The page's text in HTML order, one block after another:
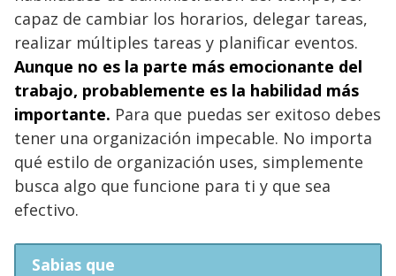
capaz de cambiar los horarios, delegar tareas,
realizar múltiples tareas y planificar eventos.
Aunque no es la parte más emocionante del
trabajo, probablemente es la habilidad más
importante. Para que puedas ser exitoso debes
tener una organización impecable. No importa
qué estilo de organización uses, simplemente
busca algo que funcione para ti y que sea
efectivo.
Sabias que